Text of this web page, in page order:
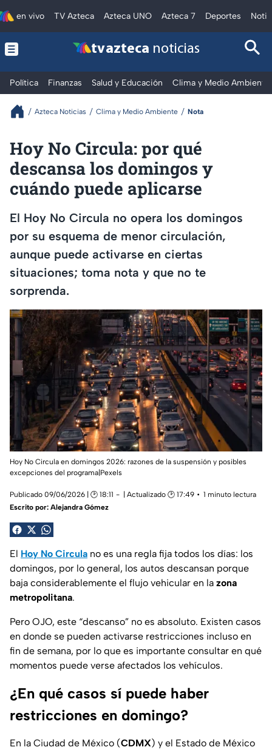
en vivo TV Azteca Azteca UNO Azteca 7 Deportes
tv azteca noticias
Política Finanzas Salud y Educación Clima y Medio Ambiente
Azteca Noticias Clima y Medio Ambiente Nota
Hoy No Circula: por qué
descansa los domingos y
cuándo puede aplicarse
El Hoy No Circula no opera los domingos
por su esquema de menor circulación,
aunque puede activarse en ciertas
situaciones; toma nota y que no te
sorprenda.
Hoy No Circula en domingos 2026: razones de la suspensión y posibles
excepciones del programa|Pexels
Publicado 09/06/2026 | 🕑 18:11 | Actualizado 🕑 17:49
1 minuto lectura
Escrito por: Alejandra Gómez
El Hoy No Circula no es una regla fija todos los días: los
domingos, por lo general, los autos descansan porque
baja considerablemente el flujo vehicular en la zona
metropolitana.
Pero OJO, este “descanso” no es absoluto. Existen casos
en donde se pueden activarse restricciones incluso en
fin de semana, por lo que es importante consultar en qué
momentos puede verse afectados los vehículos.
¿En qué casos sí puede haber
restricciones en domingo?
En la Ciudad de México (CDMX) y el Estado de México